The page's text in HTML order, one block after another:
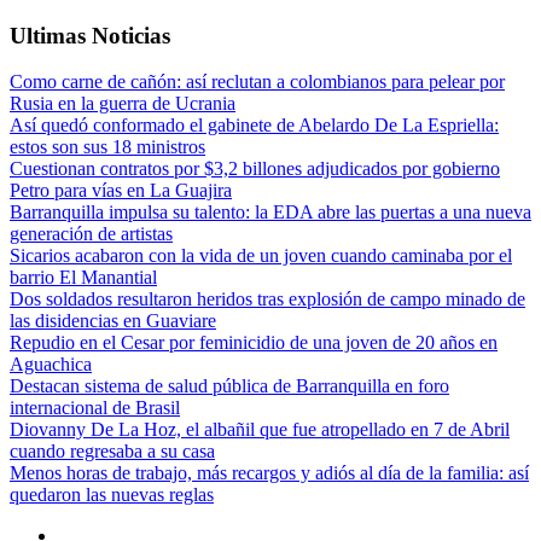
Ultimas Noticias
Como carne de cañón: así reclutan a colombianos para pelear por
Rusia en la guerra de Ucrania
Así quedó conformado el gabinete de Abelardo De La Espriella:
estos son sus 18 ministros
Cuestionan contratos por $3,2 billones adjudicados por gobierno
Petro para vías en La Guajira
Barranquilla impulsa su talento: la EDA abre las puertas a una nueva
generación de artistas
Sicarios acabaron con la vida de un joven cuando caminaba por el
barrio El Manantial
Dos soldados resultaron heridos tras explosión de campo minado de
las disidencias en Guaviare
Repudio en el Cesar por feminicidio de una joven de 20 años en
Aguachica
Destacan sistema de salud pública de Barranquilla en foro
internacional de Brasil
Diovanny De La Hoz, el albañil que fue atropellado en 7 de Abril
cuando regresaba a su casa
Menos horas de trabajo, más recargos y adiós al día de la familia: así
quedaron las nuevas reglas